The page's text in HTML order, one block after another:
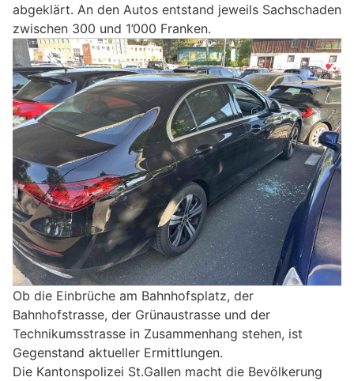
abgeklärt. An den Autos entstand jeweils Sachschaden
zwischen 300 und 1’000 Franken.
Ob die Einbrüche am Bahnhofsplatz, der
Bahnhofstrasse, der Grünaustrasse und der
Technikumsstrasse in Zusammenhang stehen, ist
Gegenstand aktueller Ermittlungen.
Die Kantonspolizei St.Gallen macht die Bevölkerung